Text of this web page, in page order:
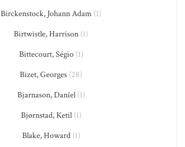
Birckenstock, Johann Adam (1)
Birtwistle, Harrison (1)
Bittecourt, Ségio(1)
Bizet, Georges (28)
Bjarnason, Daníel(1)
Bjørnstad, Ketil(1)
Blake, Howard(1)